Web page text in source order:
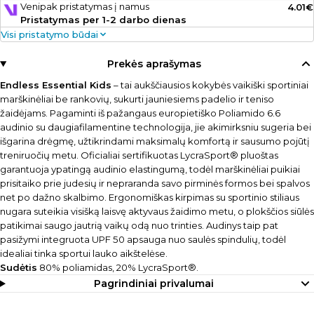
Venipak pristatymas į namus
Pristatymas per 1-2 darbo dienas
4.01€
Visi pristatymo būdai
Prekės aprašymas
Endless Essential Kids – tai aukščiausios kokybės vaikiški sportiniai
marškinėliai be rankovių, sukurti jauniesiems padelio ir teniso
žaidėjams. Pagaminti iš pažangaus europietiško Poliamido 6.6
audinio su daugiafilamentine technologija, jie akimirksniu sugeria bei
išgarina drėgmę, užtikrindami maksimalų komfortą ir sausumo pojūtį
treniruočių metu. Oficialiai sertifikuotas LycraSport® pluoštas
garantuoja ypatingą audinio elastingumą, todėl marškinėliai puikiai
prisitaiko prie judesių ir nepraranda savo pirminės formos bei spalvos
net po dažno skalbimo. Ergonomiškas kirpimas su sportinio stiliaus
nugara suteikia visišką laisvę aktyvaus žaidimo metu, o plokščios siūlės
patikimai saugo jautrią vaikų odą nuo trinties. Audinys taip pat
pasižymi integruota UPF 50 apsauga nuo saulės spindulių, todėl
idealiai tinka sportui lauko aikštelėse.
Sudėtis 80% poliamidas, 20% LycraSport®.
Pagrindiniai privalumai